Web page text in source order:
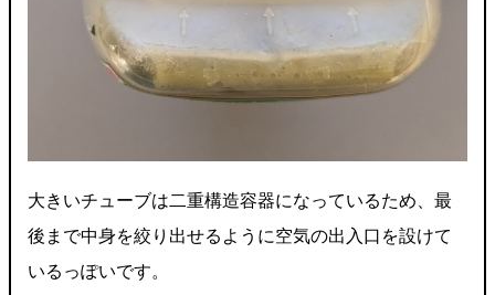
大きいチューブは二重構造容器になっているため、最
後まで中身を絞り出せるように空気の出入口を設けて
いるっぽいです。